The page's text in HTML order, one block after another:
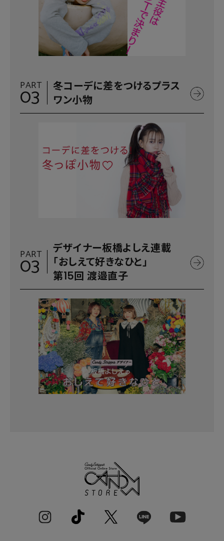
PART
03
冬コーデに差をつけるプラス
ワン小物
PART
03
デザイナー板橋よしえ連載
「おしえて好きなひと」
第15回 渡邉直子